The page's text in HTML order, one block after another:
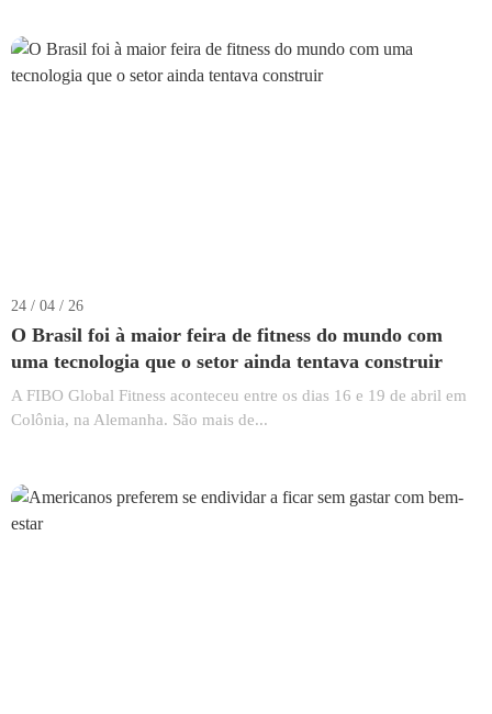
24 / 04 / 26
O Brasil foi à maior feira de fitness do mundo com
uma tecnologia que o setor ainda tentava construir
A FIBO Global Fitness aconteceu entre os dias 16 e 19 de abril em
Colônia, na Alemanha. São mais de...